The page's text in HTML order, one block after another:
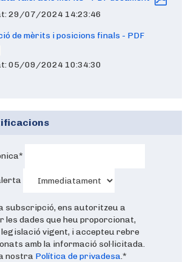
29/07/2024 14:23:46
de mèrits i posicions finals - PDF
05/09/2024 10:34:30
*
subscripció, ens autoritzeu a
les dades que heu proporcionat,
legislació vigent, i accepteu rebre
amb la informació sol·licitada.
nostra Política de privadesa.*